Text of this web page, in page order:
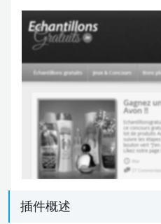
插件概述